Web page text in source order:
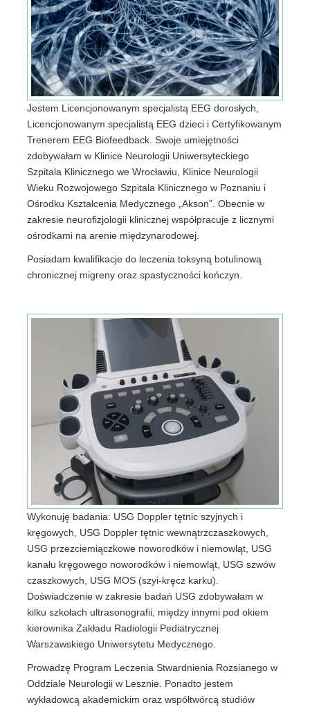
Jestem Licencjonowanym specjalistą EEG dorosłych,
Licencjonowanym specjalistą EEG dzieci i Certyfikowanym
Trenerem EEG Biofeedback. Swoje umiejętności
zdobywałam w Klinice Neurologii Uniwersyteckiego
Szpitala Klinicznego we Wrocławiu, Klinice Neurologii
Wieku Rozwojowego Szpitala Klinicznego w Poznaniu i
Ośrodku Kształcenia Medycznego „Akson”. Obecnie w
zakresie neurofizjologii klinicznej współpracuje z licznymi
ośrodkami na arenie międzynarodowej.
Posiadam kwalifikacje do leczenia toksyną botulinową
chronicznej migreny oraz spastyczności kończyn.
Wykonuję badania: USG Doppler tętnic szyjnych i
kręgowych, USG Doppler tętnic wewnątrzczaszkowych,
USG przezciemiączkowe noworodków i niemowląt, USG
kanału kręgowego noworodków i niemowląt, USG szwów
czaszkowych, USG MOS (szyi-kręcz karku).
Doświadczenie w zakresie badań USG zdobywałam w
kilku szkołach ultrasonografii, między innymi pod okiem
kierownika Zakładu Radiologii Pediatrycznej
Warszawskiego Uniwersytetu Medycznego.
Prowadzę Program Leczenia Stwardnienia Rozsianego w
Oddziale Neurologii w Lesznie. Ponadto jestem
wykładowcą akademickim oraz współtwórcą studiów